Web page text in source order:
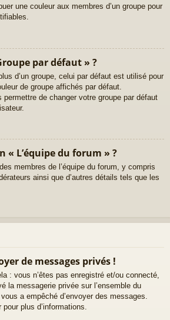
une couleur aux membres d’un groupe pour
par défaut » ?
d’un groupe, celui par défaut est utilisé pour
de groupe affichés par défaut.
permettre de changer votre groupe par défaut
« L’équipe du forum » ?
membres de l’équipe du forum, y compris
ainsi que d’autres détails tels que les
de messages privés !
: vous n’êtes pas enregistré et/ou connecté,
la messagerie privée sur l’ensemble du
a empêché d’envoyer des messages.
plus d’informations.